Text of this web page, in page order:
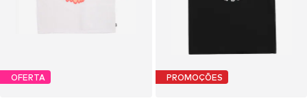
OFERTA PROMOÇÕES